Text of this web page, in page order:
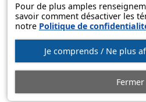
Pour de plus amples
savoir comment désactiver les
notre Politique de
Je comprends / Ne plus
Fermer
© Government of